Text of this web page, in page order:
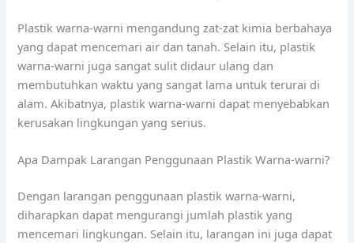
Plastik warna-warni mengandung zat-zat kimia berbahaya
yang dapat mencemari air dan tanah. Selain itu, plastik
warna-warni juga sangat sulit didaur ulang dan
membutuhkan waktu yang sangat lama untuk terurai di
alam. Akibatnya, plastik warna-warni dapat menyebabkan
kerusakan lingkungan yang serius.
Apa Dampak Larangan Penggunaan Plastik Warna-warni?
Dengan larangan penggunaan plastik warna-warni,
diharapkan dapat mengurangi jumlah plastik yang
mencemari lingkungan. Selain itu, larangan ini juga dapat